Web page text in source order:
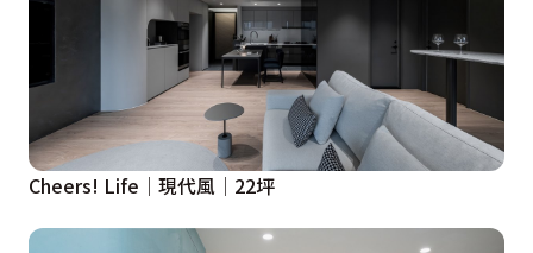
Cheers! Life│現代風│22坪